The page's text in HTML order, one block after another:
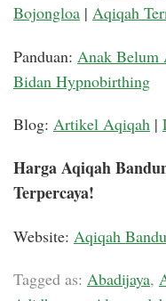
Bojongloa | Aqiqah
Panduan: Anak Belum
Bidan Hypnobirthing
Blog: Artikel Aqiqah |
Harga Aqiqah
Terpercaya!
Website: Aqiqah
Tagged as: Abadijaya,